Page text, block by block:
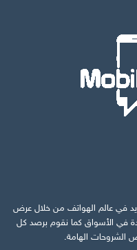
في عالم الهواتف من خلال عرض
في الأسواق كما نقوم برصد كل
الشروحات الهامة.